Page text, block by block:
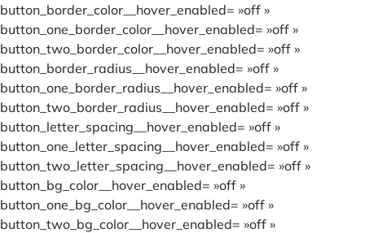
button_border_color__hover_enabled= »off »
button_one_border_color__hover_enabled= »off »
button_two_border_color__hover_enabled= »off »
button_border_radius__hover_enabled= »off »
button_one_border_radius__hover_enabled= »off »
button_two_border_radius__hover_enabled= »off »
button_letter_spacing__hover_enabled= »off »
button_one_letter_spacing__hover_enabled= »off »
button_two_letter_spacing__hover_enabled= »off »
button_bg_color__hover_enabled= »off »
button_one_bg_color__hover_enabled= »off »
button_two_bg_color__hover_enabled= »off »